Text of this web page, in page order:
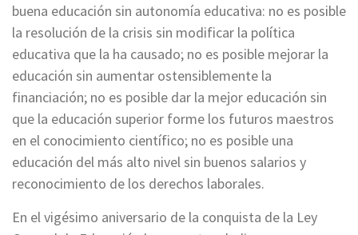
buena educación sin autonomía educativa: no es posible
la resolución de la crisis sin modificar la política
educativa que la ha causado; no es posible mejorar la
educación sin aumentar ostensiblemente la
financiación; no es posible dar la mejor educación sin
que la educación superior forme los futuros maestros
en el conocimiento científico; no es posible una
educación del más alto nivel sin buenos salarios y
reconocimiento de los derechos laborales.
En el vigésimo aniversario de la conquista de la Ley